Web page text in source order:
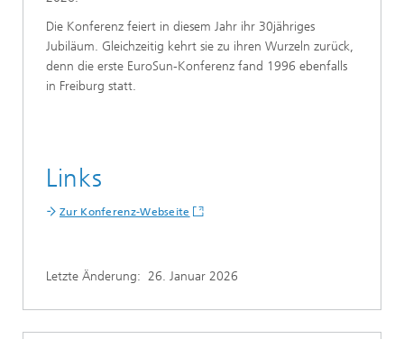
Die Konferenz feiert in diesem Jahr ihr 30jähriges
Jubiläum. Gleichzeitig kehrt sie zu ihren Wurzeln zurück,
denn die erste EuroSun-Konferenz fand 1996 ebenfalls
in Freiburg statt.
Links
Zur Konferenz-Webseite
Letzte Änderung: 26. Januar 2026